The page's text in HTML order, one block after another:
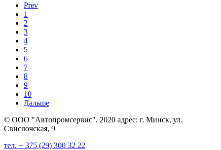
Prev
1
2
3
4
5
6
7
8
9
10
Дальше
© ООО "Автопромсервис". 2020 адрес: г. Минск, ул.
Свислочская, 9
тел. + 375 (29) 300 32 22